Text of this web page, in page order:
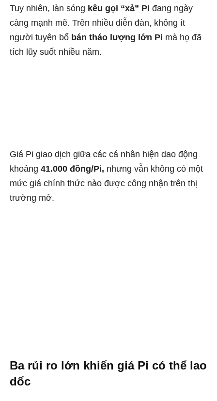
Tuy nhiên, làn sóng kêu gọi “xả” Pi đang ngày
càng mạnh mẽ. Trên nhiều diễn đàn, không ít
người tuyên bố bán tháo lượng lớn Pi mà họ đã
tích lũy suốt nhiều năm.
Giá Pi giao dịch giữa các cá nhân hiện dao động
khoảng 41.000 đồng/Pi, nhưng vẫn không có một
mức giá chính thức nào được công nhận trên thị
trường mở.
Ba rủi ro lớn khiến giá Pi có thể lao
dốc